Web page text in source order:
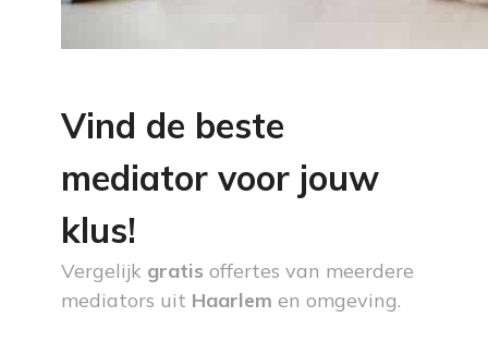
Vind de beste
mediator voor jouw
klus!
Vergelijk gratis offertes van meerdere
mediators uit Haarlem en omgeving.